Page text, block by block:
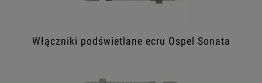
Włączniki podświetlane ecru Ospel Sonata